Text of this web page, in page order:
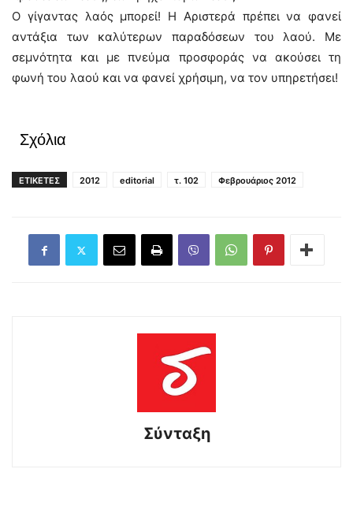
Ο γίγαντας λαός μπορεί! Η Αριστερά πρέπει να φανεί
αντάξια των καλύτερων παραδόσεων του λαού. Με
σεμνότητα και με πνεύμα προσφοράς να ακούσει τη
φωνή του λαού και να φανεί χρήσιμη, να τον υπηρετήσει!
Σχόλια
ΕΤΙΚΕΤΕΣ 2012 editorial τ. 102 Φεβρουάριος 2012
Σύνταξη